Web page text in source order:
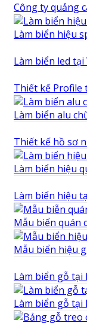
Công ty quảng
Làm biển hiệu
Làm biển led
Thiết kế Profile
Làm biển alu
Thiết kế hồ sơ
Làm biển hiệu
Làm biển hiệu
Mẫu biển quán
Mẫu biển hiệu
Làm biển gỗ
Làm biển gỗ tại